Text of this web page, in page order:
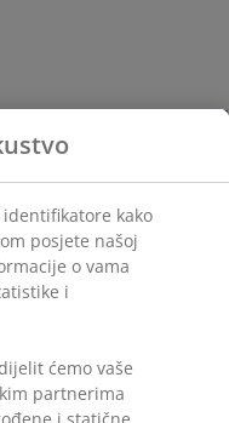
identifikatore kako
posjete našoj
o vama
i
ćemo vaše
partnerima
i statične